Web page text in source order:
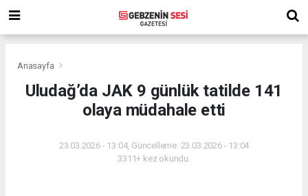
Anasayfa
Uludağ’da JAK 9 günlük tatilde 141
olaya müdahale etti
23.03.2026 - 13:04, Güncelleme: 23.03.2026 - 13:04
3311+ kez okundu.